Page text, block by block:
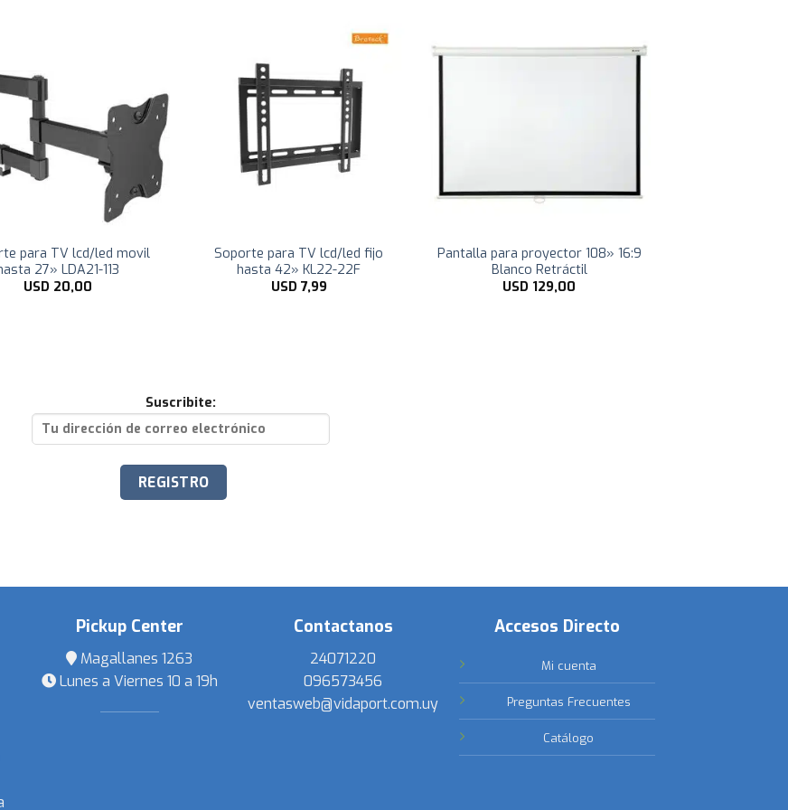
para TV lcd/led movil
27» LDA21-113
USD 20,00
Soporte para TV lcd/led fijo
hasta 42» KL22-22F
USD 7,99
Pantalla para proyector 108» 16:9
Blanco Retráctil
USD 129,00
Suscribite:
Pickup Center
Magallanes 1263
Lunes a Viernes 10 a 19h
Contactanos
24071220
096573456
ventasweb@vidaport.com.uy
Accesos Directo
Mi cuenta
Preguntas Frecuentes
Catálogo